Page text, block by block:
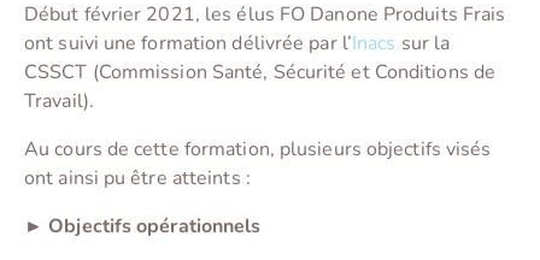
Début février 2021, les élus FO Danone Produits Frais
ont suivi une formation délivrée par l’Inacs sur la
CSSCT (Commission Santé, Sécurité et Conditions de
Travail).
Au cours de cette formation, plusieurs objectifs visés
ont ainsi pu être atteints :
► Objectifs opérationnels